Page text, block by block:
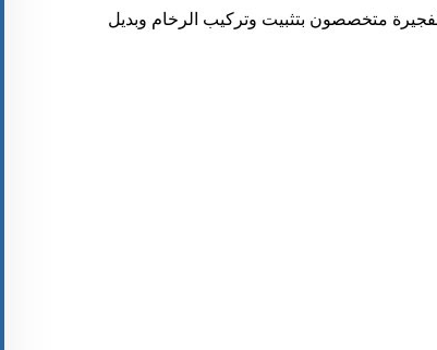
متخصصون بتثبيت وتركيب الرخام وبديل